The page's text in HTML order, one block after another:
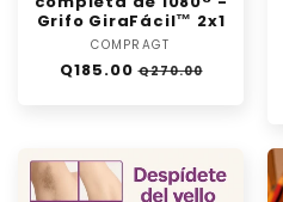
Grifo GiraFácil™ 2x1
Proveedor:
COMPRAGT
Precio
Q185.00 Precio
Q270.00